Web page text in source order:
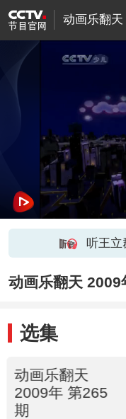
动画乐翻天
听王立
动画乐翻天 2009
选集
动画乐翻天
2009年 第265
期